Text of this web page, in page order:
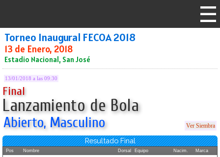
Torneo Inaugural FECOA 2018
13 de Enero, 2018
Estadio Nacional, San José
13/01/2018 a las 09:30
Final
Lanzamiento de Bola
Abierto, Masculino Ver Siembra
Resultado Final
Pos Nombre Dorsal Equipo Nacim. Marca